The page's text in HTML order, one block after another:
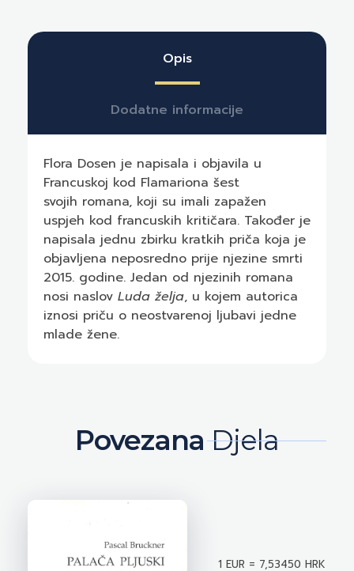
Opis
Dodatne informacije
Flora Dosen je napisala i objavila u
Francuskoj kod Flamariona šest
svojih romana, koji su imali zapažen
uspjeh kod francuskih kritičara. Također je
napisala jednu zbirku kratkih priča koja je
objavljena neposredno prije njezine smrti
2015. godine. Jedan od njezinih romana
nosi naslov Luda želja, u kojem autorica
iznosi priču o neostvarenoj ljubavi jedne
mlade žene.
PovezanaDjela
1 EUR = 7,53450 HRK